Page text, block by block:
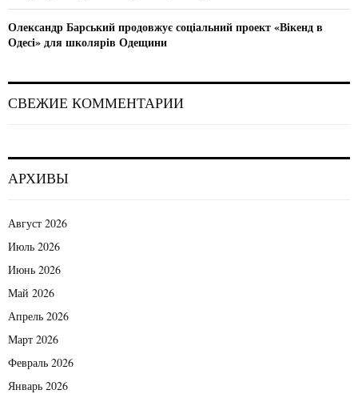
Олександр Барський продовжує соціальний проект «Вікенд в
Одесі» для школярів Одещини
СВЕЖИЕ КОММЕНТАРИИ
АРХИВЫ
Август 2026
Июль 2026
Июнь 2026
Май 2026
Апрель 2026
Март 2026
Февраль 2026
Январь 2026